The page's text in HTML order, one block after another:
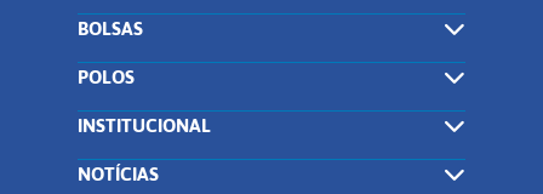
BOLSAS
POLOS
INSTITUCIONAL
NOTÍCIAS